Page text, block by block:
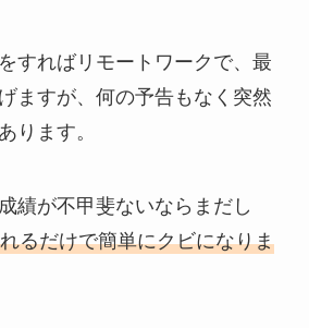
すればリモートワークで、最
ますが、何の予告もなく突然
ります。
績が不甲斐ないならまだし
るだけで簡単にクビになりま